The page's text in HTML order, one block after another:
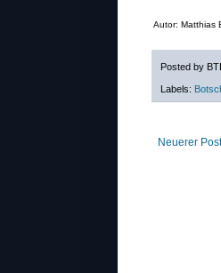
Autor: Matthias
Posted by
Labels:
Neuerer Post